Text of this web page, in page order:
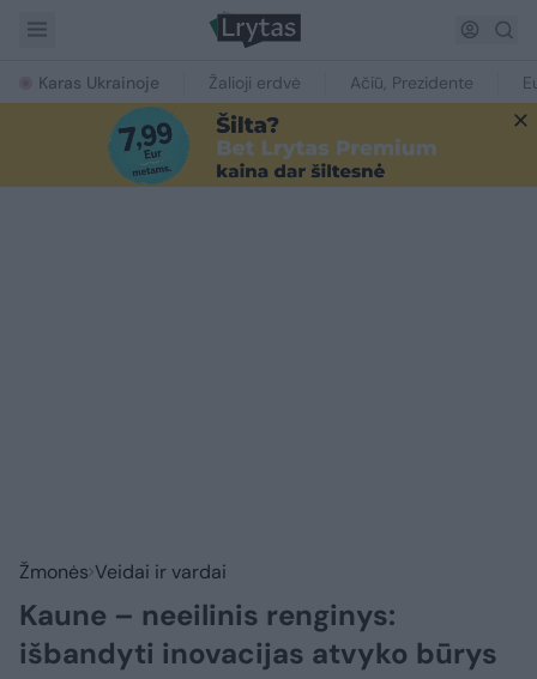
Karas Ukrainoje Žalioji erdvė Ačiū, Prezidente
Žmonės Veidai ir vardai
Kaune – neeilinis renginys:
išbandyti inovacijas atvyko būrys